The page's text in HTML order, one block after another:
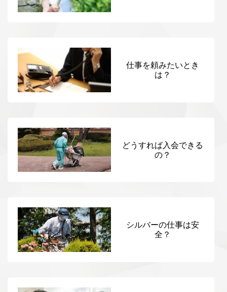
仕事を頼みたいとき
は？
どうすれば入会できる
の？
シルバーの仕事は安
全？